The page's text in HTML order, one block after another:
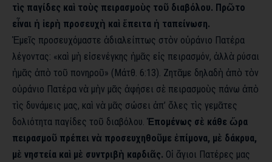
τὶς παγίδες καὶ τοὺς πειρασμοὺς τοῦ διαβόλου. Πρῶτο
εἶναι ἡ ἱερὴ προσευχὴ καὶ ἔπειτα ἡ ταπείνωση.
Ἐμεῖς προσευχόμαστε ἀδιαλείπτως στὸν οὐράνιο Πατέρα
λέγοντας: «καὶ μὴ εἰσενέγκης ἡμᾶς εἰς πειρασμόν, ἀλλὰ ρύσαι
ἡμᾶς ἀπὸ τοῦ πονηροῦ» (Μάτθ. 6:13). Ζητᾶμε δηλαδὴ ἀπὸ τὸν
οὐράνιο Πατέρα νὰ μὴν μᾶς ἀφήσει σὲ πειρασμοὺς πάνω ἀπὸ
τὶς δυνάμεις μας, καὶ νὰ μᾶς σώσει ἀπ’ ὅλες τὶς γεμᾶτες
δολιότητα παγίδες τοῦ διαβόλου. Ἑπομένως σὲ κάθε ὥρα
πειρασμοῦ πρέπει νὰ προσευχηθοῦμε ἐπίμονα, μὲ δάκρυα,
μὲ νηστεία καὶ μὲ συντριβὴ καρδιᾶς. Οἱ ἅγιοι Πατέρες μας